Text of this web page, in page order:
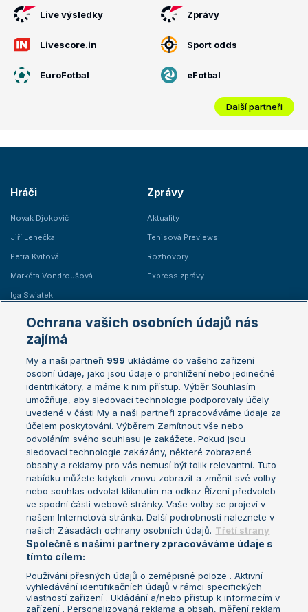
Live výsledky Zprávy
Livescore.in Sport odds
EuroFotbal eFotbal
Další partneři
Hráči
Novak Djokovič
Jiří Lehečka
Petra Kvitová
Markéta Vondroušová
Iga Swiatek
Zprávy
Aktuality
Tenisová Previews
Rozhovory
Express zprávy
Žebříčky
Žebříček ATP (muži)
Žebříček WTA (ženy)
Sázkařský žebříček
Australian Open
French Open
Wimbledon
US Open
Turnaj mistrů
Turnaj mistryň
Aktualní trendy
Fotbalové přestupy
Livesport Daily
LS Prague Open
Podmínky užití
Nastavení soukromí
Ochrana vašich osobních údajů nás
zajímá
My a naši partneři 999 ukládáme do vašeho zařízení
osobní údaje, jako jsou údaje o prohlížení nebo jedinečné
identifikátory, a máme k nim přístup. Výběr Souhlasím
umožňuje, aby sledovací technologie podporovaly účely
uvedené v části My a naši partneři zpracováváme údaje za
účelem poskytování. Výběrem Zamítnout vše nebo
odvoláním svého souhlasu je zakážete. Pokud jsou
sledovací technologie zakázány, některé zobrazené
obsahy a reklamy pro vás nemusí být tolik relevantní. Tuto
nabídku můžete kdykoli znovu zobrazit a změnit své volby
nebo souhlas odvolat kliknutím na odkaz Řízení předvoleb
ve spodní části webové stránky. Vaše volby se projeví v
našem Internetová stránka. Další podrobnosti naleznete v
našich Zásadách ochrany osobních údajů. Třetí strany
Společně s našimi partnery zpracováváme údaje s
tímto cílem:
Používání přesných údajů o zeměpisné poloze . Aktivní
vyhledávání identifikačních údajů v rámci specifických
vlastností zařízení . Ukládání a/nebo přístup k informacím v
zařízení . Personalizovaná reklama a obsah, měření reklam